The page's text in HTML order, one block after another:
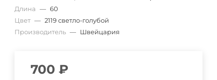
Длина — 60
Цвет — 2119 светло-голубой
Производитель — Швейцария
700 ₽